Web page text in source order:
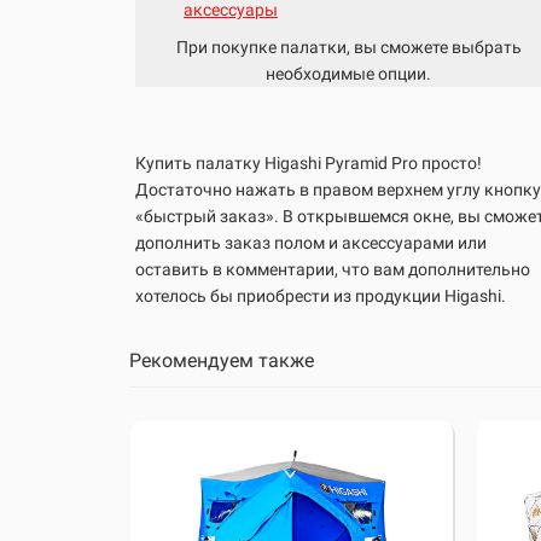
аксессуары
При покупке палатки, вы сможете выбрать
необходимые опции.
Купить палатку Higashi Pyramid Pro просто!
Достаточно нажать в правом верхнем углу кнопку
«быстрый заказ». В открывшемся окне, вы
дополнить заказ полом и аксессуарами или
оставить в комментарии, что вам дополнительно
хотелось бы приобрести из продукции Higashi.
Рекомендуем также